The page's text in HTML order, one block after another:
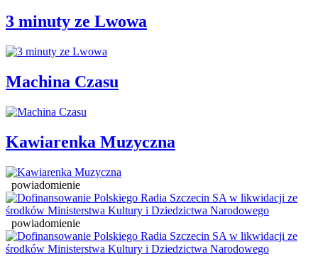
3 minuty ze Lwowa
Machina Czasu
Kawiarenka Muzyczna
powiadomienie
powiadomienie